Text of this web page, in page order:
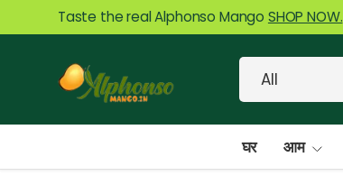
Skip to content
Taste the real Alphonso Mango SHOP NOW.
Search
Product type
All
घर आम